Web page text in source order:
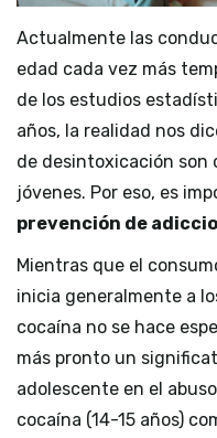
Actualmente las
edad cada vez más
de los estudios
años, la realidad nos
de desintoxicación son
jóvenes. Por eso, es
prevención de
Mientras que el
inicia generalmente a
cocaína no se hace
más pronto un
adolescente en el
cocaína (14-15 años)